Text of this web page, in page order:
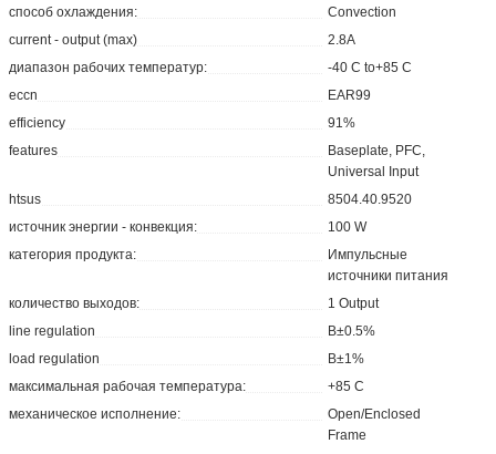
cпособ охлаждения:
Convection
current - output (max)
2.8A
диапазон рабочих температур:
-40 C to+85 C
eccn
EAR99
efficiency
91%
features
Baseplate, PFC,
Universal Input
htsus
8504.40.9520
источник энергии - конвекция:
100 W
категория продукта:
Импульсные
источники питания
количество выходов:
1 Output
line regulation
В±0.5%
load regulation
В±1%
максимальная рабочая температура:
+85 C
механическое исполнение:
Open/Enclosed
Frame